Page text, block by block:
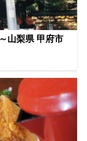
山梨県 甲府市